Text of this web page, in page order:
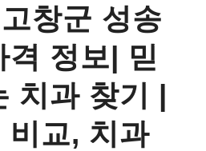
창군 성송
격 정보| 믿
치과 찾기 |
비교, 치과